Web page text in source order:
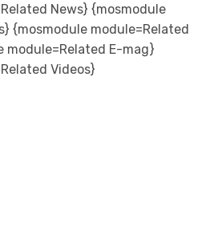
News} {mosmodule
{mosmodule module=Related
module=Related E-mag}
Videos}